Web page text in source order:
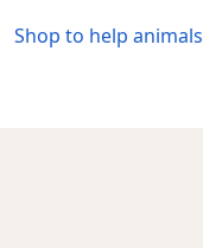
Shop to help animals